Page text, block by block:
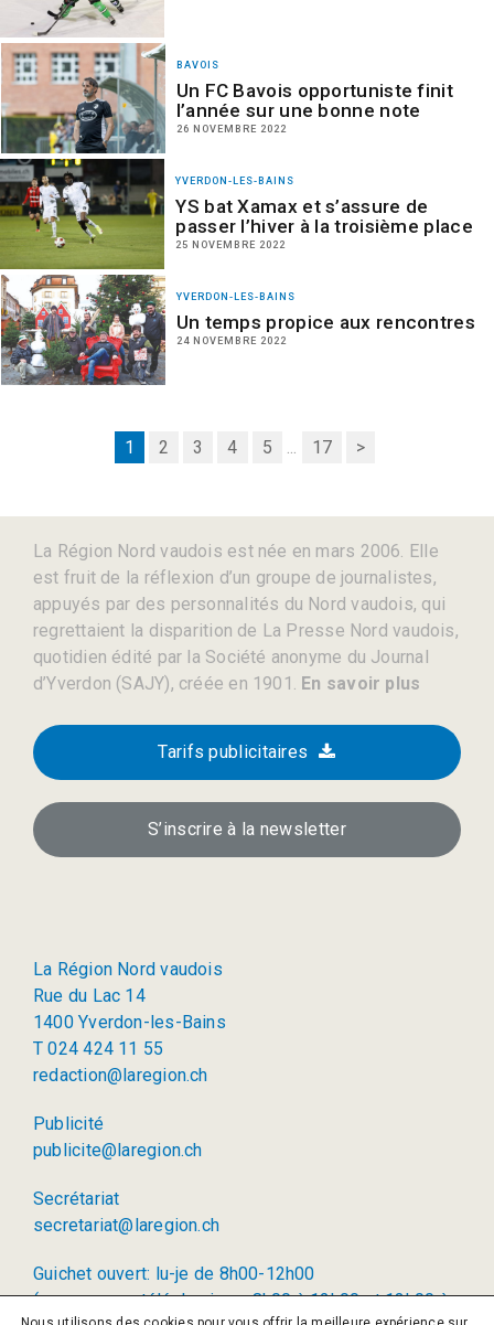
BAVOIS
Un FC Bavois opportuniste finit
l’année sur une bonne note
26 NOVEMBRE 2022
YVERDON-LES-BAINS
YS bat Xamax et s’assure de
passer l’hiver à la troisième place
25 NOVEMBRE 2022
YVERDON-LES-BAINS
Un temps propice aux rencontres
24 NOVEMBRE 2022
1 2 3 4 5 ... 17 >
La Région Nord vaudois est née en mars 2006. Elle
est fruit de la réflexion d’un groupe de journalistes,
appuyés par des personnalités du Nord vaudois, qui
regrettaient la disparition de La Presse Nord vaudois,
quotidien édité par la Société anonyme du Journal
d’Yverdon (SAJY), créée en 1901. En savoir plus
Tarifs publicitaires
S’inscrire à la newsletter
La Région Nord vaudois
Rue du Lac 14
1400 Yverdon-les-Bains
T 024 424 11 55
redaction@laregion.ch
Publicité
publicite@laregion.ch
Secrétariat
secretariat@laregion.ch
Guichet ouvert: lu-je de 8h00-12h00
(permanence téléphonique: 8h00 à 12h00 et 13h00 à